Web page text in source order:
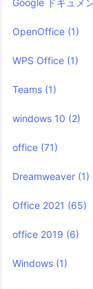
Google ドキュメ
OpenOffice (1)
WPS Office (1)
Teams (1)
windows 10 (2)
office (71)
Dreamweaver (1)
Office 2021 (65)
office 2019 (6)
Windows (1)